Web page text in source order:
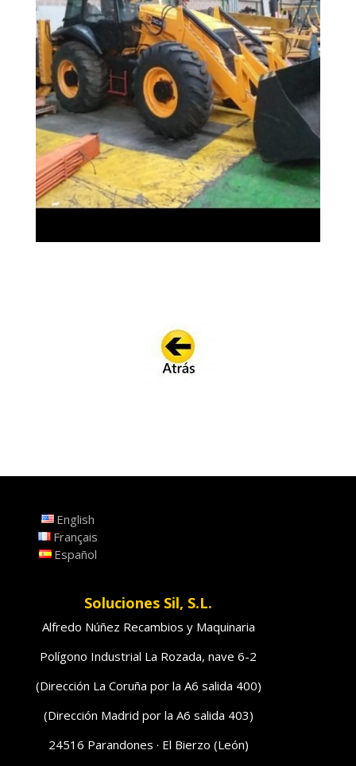
English
Français
Español
Soluciones Sil, S.L.
Alfredo Núñez Recambios y Maquinaria
Polígono Industrial La Rozada, nave 6-2
(Dirección La Coruña por la A6 salida 400)
(Dirección Madrid por la A6 salida 403)
24516 Parandones · El Bierzo (León)